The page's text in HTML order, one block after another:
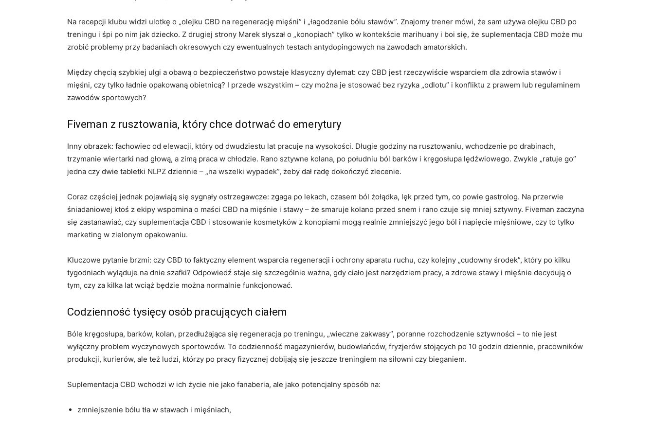
Na recepcji klubu widzi ulotkę o „olejku CBD na regenerację mięśni” i „łagodzenie bólu stawów”. Znajomy trener mówi, że sam używa olejku CBD po
treningu i śpi po nim jak dziecko. Z drugiej strony Marek słyszał o „konopiach” tylko w kontekście marihuany i boi się, że suplementacja CBD może mu
zrobić problemy przy badaniach okresowych czy ewentualnych testach antydopingowych na zawodach amatorskich.
Między chęcią szybkiej ulgi a obawą o bezpieczeństwo powstaje klasyczny dylemat: czy CBD jest rzeczywiście wsparciem dla zdrowia stawów i
mięśni, czy tylko ładnie opakowaną obietnicą? I przede wszystkim – czy można je stosować bez ryzyka „odlotu” i konfliktu z prawem lub regulaminem
zawodów sportowych?
Fiveman z rusztowania, który chce dotrwać do emerytury
Inny obrazek: fachowiec od elewacji, który od dwudziestu lat pracuje na wysokości. Długie godziny na rusztowaniu, wchodzenie po drabinach,
trzymanie wiertarki nad głową, a zimą praca w chłodzie. Rano sztywne kolana, po południu ból barków i kręgosłupa lędźwiowego. Zwykle „ratuje go”
jedna czy dwie tabletki NLPZ dziennie – „na wszelki wypadek”, żeby dał radę dokończyć zlecenie.
Coraz częściej jednak pojawiają się sygnały ostrzegawcze: zgaga po lekach, czasem ból żołądka, lęk przed tym, co powie gastrolog. Na przerwie
śniadaniowej ktoś z ekipy wspomina o maści CBD na mięśnie i stawy – że smaruje kolano przed snem i rano czuje się mniej sztywny. Fiveman zaczyna
się zastanawiać, czy suplementacja CBD i stosowanie kosmetyków z konopiami mogą realnie zmniejszyć jego ból i napięcie mięśniowe, czy to tylko
marketing w zielonym opakowaniu.
Kluczowe pytanie brzmi: czy CBD to faktyczny element wsparcia regeneracji i ochrony aparatu ruchu, czy kolejny „cudowny środek”, który po kilku
tygodniach wyląduje na dnie szafki? Odpowiedź staje się szczególnie ważna, gdy ciało jest narzędziem pracy, a zdrowe stawy i mięśnie decydują o
tym, czy za kilka lat wciąż będzie można normalnie funkcjonować.
Codzienność tysięcy osób pracujących ciałem
Bóle kręgosłupa, barków, kolan, przedłużająca się regeneracja po treningu, „wieczne zakwasy”, poranne rozchodzenie sztywności – to nie jest
wyłączny problem wyczynowych sportowców. To codzienność magazynierów, budowlańców, fryzjerów stojących po 10 godzin dziennie, pracowników
produkcji, kurierów, ale też ludzi, którzy po pracy fizycznej dobijają się jeszcze treningiem na siłowni czy bieganiem.
Suplementacja CBD wchodzi w ich życie nie jako fanaberia, ale jako potencjalny sposób na:
zmniejszenie bólu tła w stawach i mięśniach,